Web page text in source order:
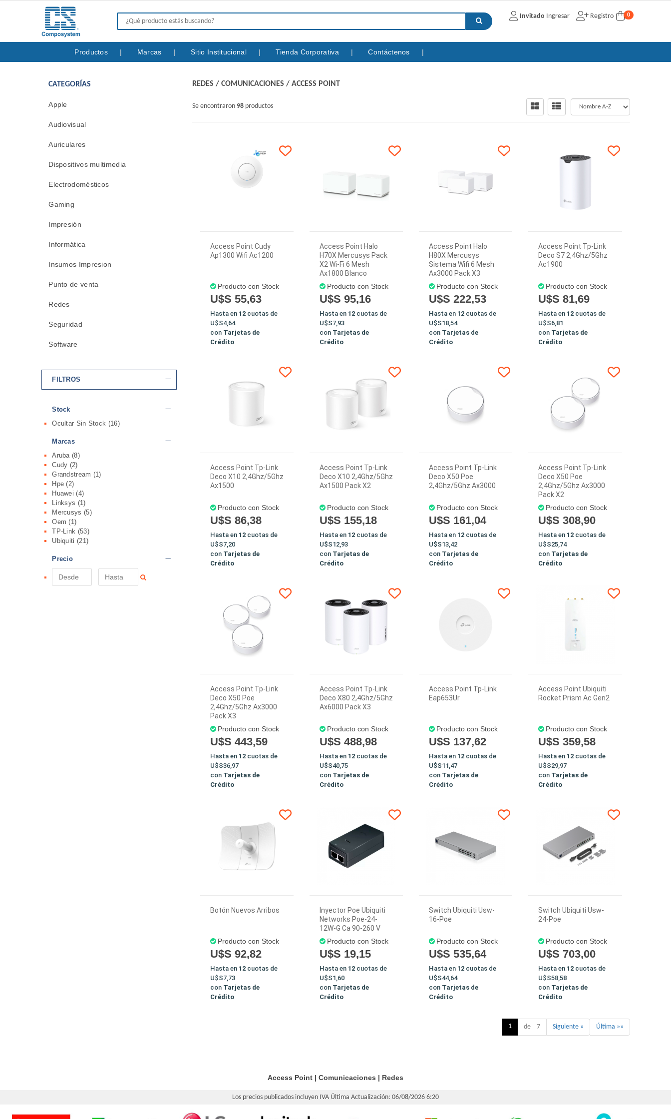
Invitado Ingresar Registro 0
Productos Marcas Sitio Institucional Tienda Corporativa Contáctenos
CATEGORÍAS
Apple
Audiovisual
Auriculares
Dispositivos multimedia
Electrodomésticos
Gaming
Impresión
Informática
Insumos Impresion
Punto de venta
Redes
Seguridad
Software
FILTROS
Stock
Ocultar Sin Stock (16)
Marcas
Aruba(8)
Cudy (2)
Grandstream (1)
Hpe(2)
Huawei(4)
Linksys (1)
Mercusys (5)
Oem(1)
TP-Link (53)
Ubiquiti (21)
Precio
REDES / COMUNICACIONES / ACCESS POINT
Se encontraron 98 productos
Access Point Cudy
Ap1300 Wifi Ac1200
Producto con Stock
U$S 55,63
Hasta en 12cuotas de
U$S4,64
con Tarjetas de
Crédito
Access Point Halo
H70X Mercusys Pack
X2 Wi-Fi 6 Mesh
Ax1800 Blanco
Producto con Stock
U$S 95,16
Hasta en 12cuotas de
U$S7,93
con Tarjetas de
Crédito
Access Point Halo
H80X Mercusys
Sistema Wifi 6 Mesh
Ax3000 Pack X3
Producto con Stock
U$S 222,53
Hasta en 12 cuotas de
U$S18,54
con Tarjetas de
Crédito
Access Point Tp-Link
Deco S7 2,4Ghz/5Ghz
Ac1900
Producto con Stock
U$S 81,69
Hasta en 12 cuotas de
U$S6,81
con Tarjetas de
Crédito
Access Point Tp-Link
Deco X10 2,4Ghz/5Ghz
Ax1500
Producto con Stock
U$S 86,38
Hasta en 12cuotas de
U$S7,20
con Tarjetas de
Crédito
Access Point Tp-Link
Deco X10 2,4Ghz/5Ghz
Ax1500 Pack X2
Producto con Stock
U$S 155,18
Hasta en 12cuotas de
U$S12,93
con Tarjetas de
Crédito
Access Point Tp-Link
Deco X50 Poe
2,4Ghz/5Ghz Ax3000
Producto con Stock
U$S 161,04
Hasta en 12 cuotas de
U$S13,42
con Tarjetas de
Crédito
Access Point Tp-Link
Deco X50 Poe
2,4Ghz/5Ghz Ax3000
Pack X2
Producto con Stock
U$S 308,90
Hasta en 12 cuotas de
U$S25,74
con Tarjetas de
Crédito
Access Point Tp-Link
Deco X50 Poe
2,4Ghz/5Ghz Ax3000
Pack X3
Producto con Stock
U$S 443,59
Hasta en 12cuotas de
U$S36,97
con Tarjetas de
Crédito
Access Point Tp-Link
Deco X80 2,4Ghz/5Ghz
Ax6000 Pack X3
Producto con Stock
U$S 488,98
Hasta en 12cuotas de
U$S40,75
con Tarjetas de
Crédito
Access Point Tp-Link
Eap653Ur
Producto con Stock
U$S 137,62
Hasta en 12 cuotas de
U$S11,47
con Tarjetas de
Crédito
Access Point Ubiquiti
Rocket Prism Ac Gen2
Producto con Stock
U$S 359,58
Hasta en 12 cuotas de
U$S29,97
con Tarjetas de
Crédito
Botón Nuevos Arribos
Producto con Stock
U$S 92,82
Hasta en 12cuotas de
U$S7,73
con Tarjetas de
Crédito
Inyector Poe Ubiquiti
Networks Poe-24-
12W-G Ca 90-260 V
Producto con Stock
U$S 19,15
Hasta en 12cuotas de
U$S1,60
con Tarjetas de
Crédito
Switch Ubiquiti Usw-
16-Poe
Producto con Stock
U$S 535,64
Hasta en 12 cuotas de
U$S44,64
con Tarjetas de
Crédito
Switch Ubiquiti Usw-
24-Poe
Producto con Stock
U$S 703,00
Hasta en 12 cuotas de
U$S58,58
con Tarjetas de
Crédito
1 de 7 Siguiente » Última »»
Access Point | Comunicaciones | Redes
Los precios publicados incluyen IVA Última Actualización: 06/08/2026 6:20